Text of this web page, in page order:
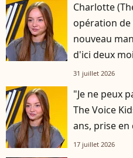
Charlotte
opération de
nouveau
d'ici deux
31 juillet 2026
"Je ne peux
The Voice
ans, prise en
17 juillet 2026